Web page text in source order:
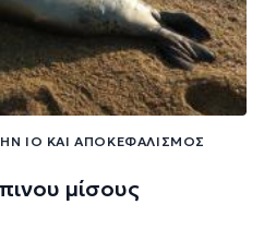
ΊΟ ΚΑΙ ΑΠΟΚΕΦΑΛΙΣΜΌΣ
μίσους